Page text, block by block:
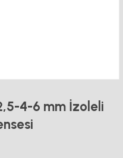
4-6 mm İzoleli